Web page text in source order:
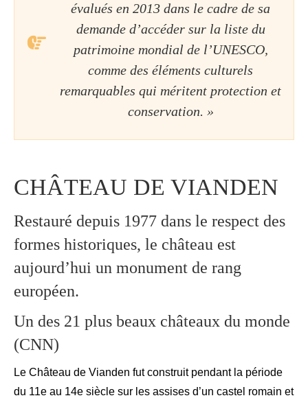
évalués en 2013 dans le cadre de sa
demande d’accéder sur la liste du
patrimoine mondial de l’UNESCO,
comme des éléments culturels
remarquables qui méritent protection et
conservation. »
CHÂTEAU DE VIANDEN
Restauré depuis 1977 dans le respect des
formes historiques, le château est
aujourd’hui un monument de rang
européen.
Un des 21 plus beaux châteaux du monde
(CNN)
Le Château de Vianden fut construit pendant la période
du 11e au 14e siècle sur les assises d’un castel romain et